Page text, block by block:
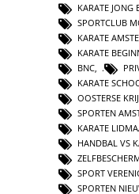
KARATE JONG
SPORTCLUB
KARATE
KARATE
BNC
KARATE
OOSTERSE
SPORTEN
KARATE
HANDBAL VS
SPORT
SPORTEN